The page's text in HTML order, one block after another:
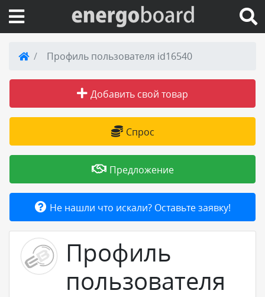
Вход на сайт
Поиск по сайту
Публикации
Справка
Товары и услуги
Добавить товар или услугу
Профиль пользователя id16540
Добавить свой товар
Спрос
Предложение
Не нашли что искали? Оставьте заявку!
Профиль
пользователя